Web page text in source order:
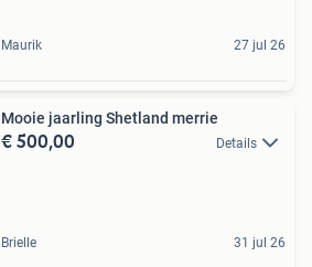
Maurik 27 jul 26
Mooie jaarling Shetland merrie
€ 500,00 Details
Brielle 31 jul 26